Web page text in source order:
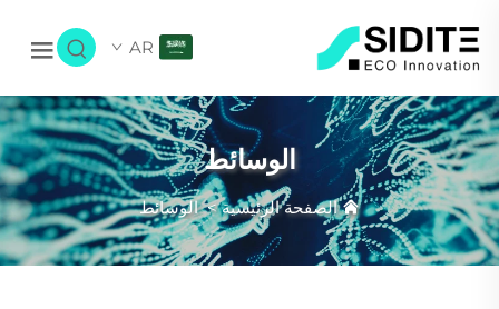
AR
الوسائط
الصفحة الرئيسية>الوسائط